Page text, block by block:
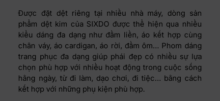
Được đặt dệt riêng tại nhiều nhà máy, dòng sản
phẩm dệt kim của SIXDO được thể hiện qua nhiều
kiểu dáng đa dạng như đầm liền, áo kết hợp cùng
chân váy, áo cardigan, áo rời, đầm ôm… Phom dáng
trang phục đa dạng giúp phái đẹp có nhiều sự lựa
chọn phù hợp với nhiều hoạt động trong cuộc sống
hằng ngày, từ đi làm, dạo chơi, đi tiệc… bằng cách
kết hợp với những phụ kiện phù hợp.